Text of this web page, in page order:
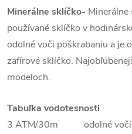
Minerálne sklíčko- Minerálne
používané sklíčko v
odolné voči poškrabaniu a je
zafírové sklíčko.
modeloch.
Tabuľka vodotesnosti
3 ATM/30m odolné voči